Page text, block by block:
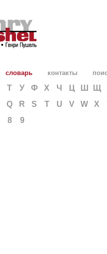
словарь
Т У Ф Х Ч Ц Ш Щ
Q R S T U V W X
8 9
контакты